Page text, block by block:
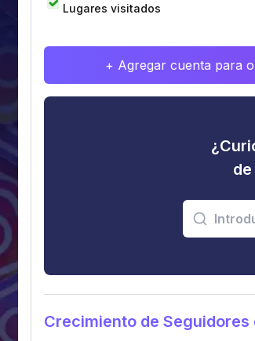
Lugares visitados
+ Agregar cuenta para
Crecimiento de Seguidores